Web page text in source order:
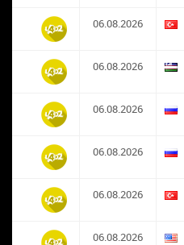
06.08.2026
06.08.2026
06.08.2026
06.08.2026
06.08.2026
06.08.2026